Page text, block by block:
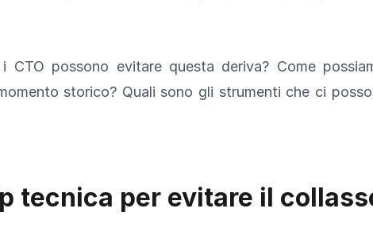
possono evitare questa deriva? Come
storico? Quali sono gli strumenti che ci
tecnica per evitare il